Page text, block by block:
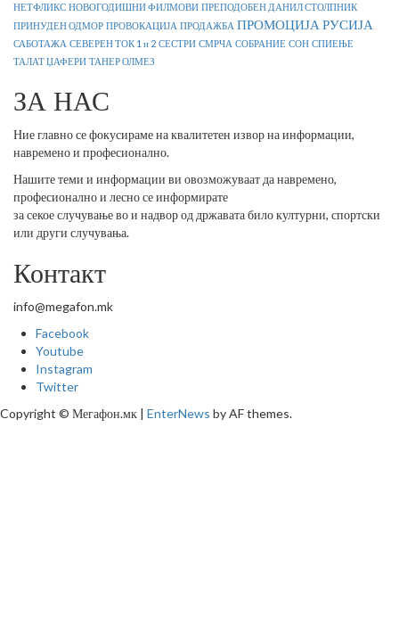
НЕТФЛИКС НОВОГОДИШНИ ФИЛМОВИ ПРЕПОДОБЕН ДАНИЛ СТОЛПНИК
ПРИНУДЕН ОДМОР ПРОВОКАЦИЈА ПРОДАЖБА ПРОМОЦИЈА РУСИЈА
САБОТАЖА СЕВЕРЕН ТОК 1 и 2 СЕСТРИ СМРЧА СОБРАНИЕ СОН СПИЕЊЕ
ТАЛАТ ЏАФЕРИ ТАНЕР ОЛМЕЗ
ЗА НАС
Ние главно се фокусираме на квалитетен извор на информации,
навремено и професионално.
Нашите теми и информации ви овозможуваат да навремено,
професионално и лесно се информирате
за секое случување во и надвор од државата било културни, спортски
или други случувања.
Контакт
info@megafon.mk
Facebook
Youtube
Instagram
Twitter
Copyright © Мегафон.мк | EnterNews by AF themes.